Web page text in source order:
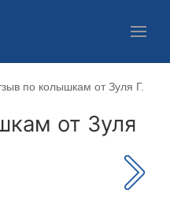
по колышкам от Зуля Г.
от Зуля